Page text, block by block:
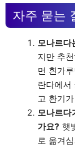
자주 묻는
모나르다
지만 추
면 흰가
란다에서
고 환기
모나르다
가요? 햇
로 옮겨